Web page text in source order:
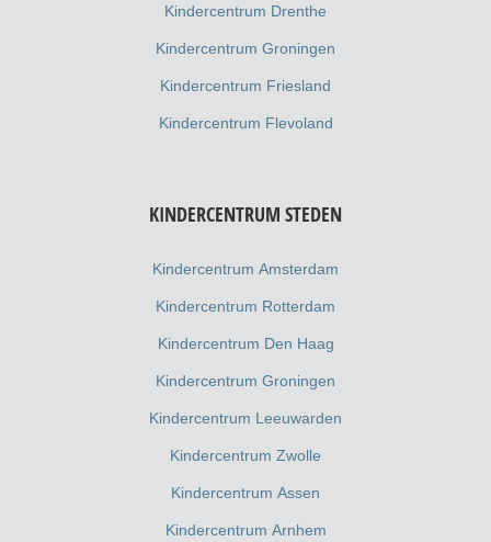
Kindercentrum Drenthe
Kindercentrum Groningen
Kindercentrum Friesland
Kindercentrum Flevoland
KINDERCENTRUM STEDEN
Kindercentrum Amsterdam
Kindercentrum Rotterdam
Kindercentrum Den Haag
Kindercentrum Groningen
Kindercentrum Leeuwarden
Kindercentrum Zwolle
Kindercentrum Assen
Kindercentrum Arnhem